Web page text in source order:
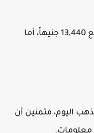
سعر الجنيه الذهب بالنسبة للبيع 13,440 جنيهاً، أما
متمنين أن